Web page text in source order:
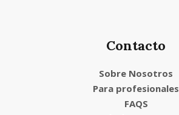
Contacto
Sobre Nosotros
Para profesionales
FAQS